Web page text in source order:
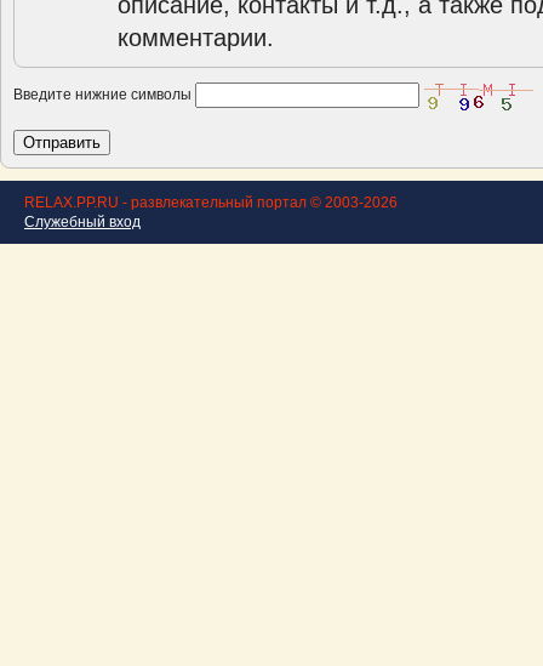
комментарии.
Введите нижние символы
RELAX.PP.RU - развлекательный портал © 2003-2026
Служебный вход